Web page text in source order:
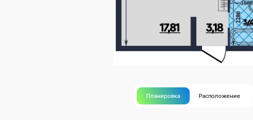
Планировка Расположение